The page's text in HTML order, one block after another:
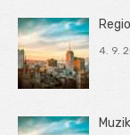
4. 9.